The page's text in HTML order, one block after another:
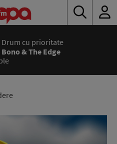
Drum cu prioritate
& The Edge